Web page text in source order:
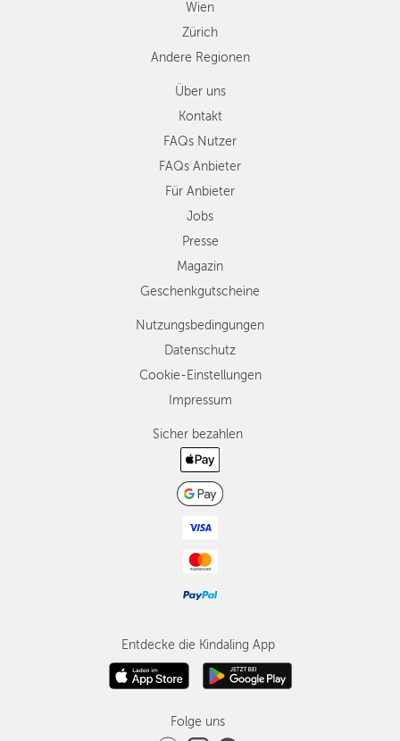
Wien
Zürich
Andere Regionen
Über uns
Kontakt
FAQs Nutzer
FAQs Anbieter
Für Anbieter
Jobs
Presse
Magazin
Geschenkgutscheine
Nutzungsbedingungen
Datenschutz
Cookie-Einstellungen
Impressum
Sicher bezahlen
Entdecke die Kindaling App
Folge uns